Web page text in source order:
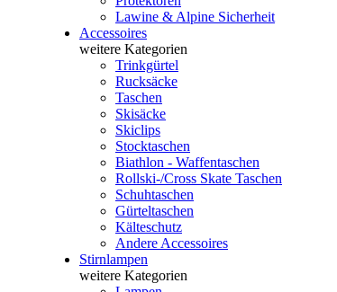
Lawine & Alpine Sicherheit
Accessoires
weitere Kategorien
Trinkgürtel
Rucksäcke
Taschen
Skisäcke
Skiclips
Stocktaschen
Biathlon - Waffentaschen
Rollski-/Cross Skate Taschen
Schuhtaschen
Gürteltaschen
Kälteschutz
Andere Accessoires
Stirnlampen
weitere Kategorien